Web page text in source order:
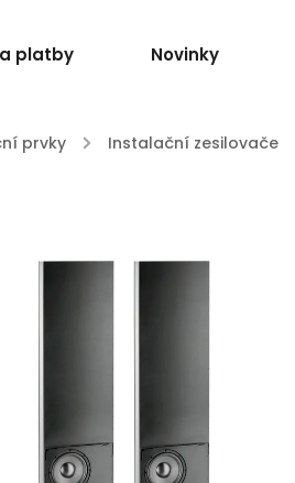
platby Novinky
prvky / Instalační zesilovače